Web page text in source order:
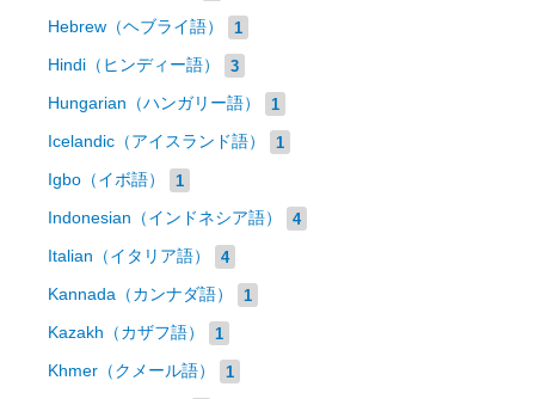
Hebrew（ヘブライ語） 1
Hindi（ヒンディー語） 3
Hungarian（ハンガリー語） 1
Icelandic（アイスランド語） 1
Igbo（イボ語） 1
Indonesian（インドネシア語） 4
Italian（イタリア語） 4
Kannada（カンナダ語） 1
Kazakh（カザフ語） 1
Khmer（クメール語） 1